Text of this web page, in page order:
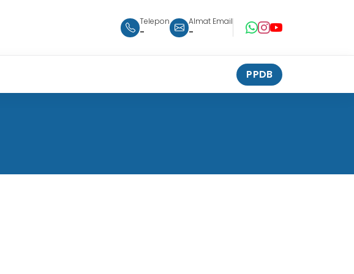
Telepon
-
Almat Email
-
PPDB